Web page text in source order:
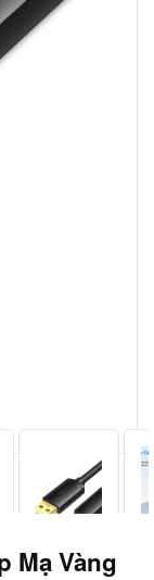
Mạ Vàng